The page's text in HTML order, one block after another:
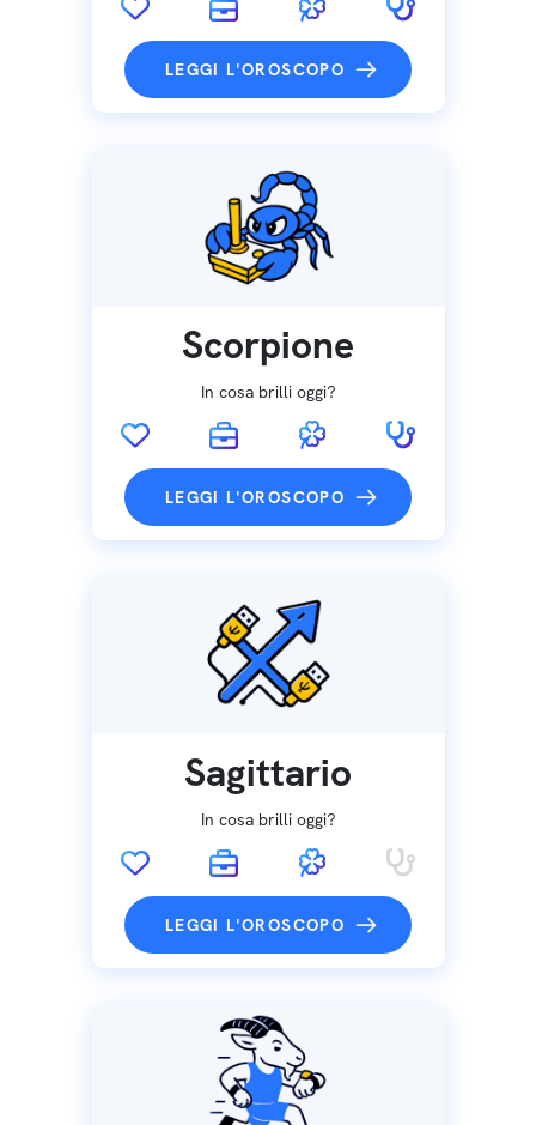
LEGGI L'OROSCOPO
Scorpione
In cosa brilli oggi?
LEGGI L'OROSCOPO
Sagittario
In cosa brilli oggi?
LEGGI L'OROSCOPO